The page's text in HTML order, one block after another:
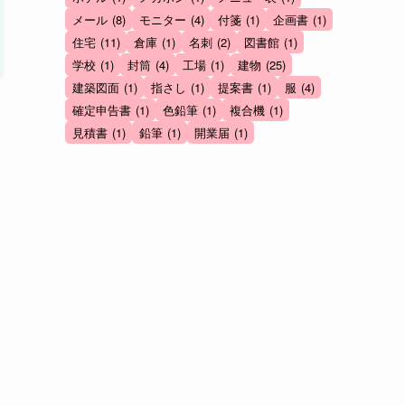
メール (8) モニター (4) 付箋 (1) 企画書 (1)
住宅 (11) 倉庫 (1) 名刺 (2) 図書館 (1)
学校 (1) 封筒 (4) 工場 (1) 建物 (25)
建築図面 (1) 指さし (1) 提案書 (1) 服 (4)
確定申告書 (1) 色鉛筆 (1) 複合機 (1)
見積書 (1) 鉛筆 (1) 開業届 (1)